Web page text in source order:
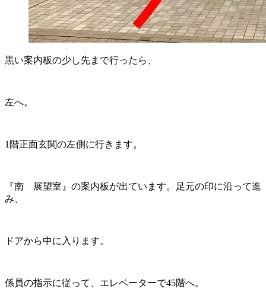
黒い案内板の少し先まで行ったら、
左へ。
1階正面玄関の左側に行きます。
『南 展望室』の案内板が出ています。足元の印に沿って進
み、
ドアから中に入ります。
係員の指示に従って、エレベーターで45階へ。